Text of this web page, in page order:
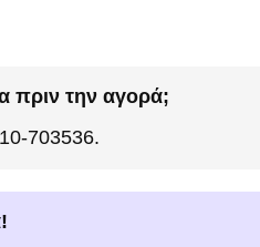
πριν την αγορά;
703536.